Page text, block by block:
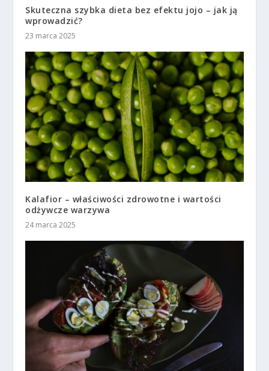
Skuteczna szybka dieta bez efektu jojo – jak ją
wprowadzić?
23 marca 2025
Kalafior – właściwości zdrowotne i wartości
odżywcze warzywa
24 marca 2025